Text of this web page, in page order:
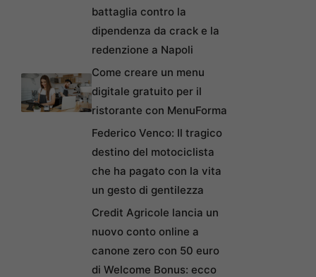
battaglia contro la
dipendenza da crack e la
redenzione a Napoli
Come creare un menu
digitale gratuito per il
ristorante con MenuForma
Federico Venco: Il tragico
destino del motociclista
che ha pagato con la vita
un gesto di gentilezza
Credit Agricole lancia un
nuovo conto online a
canone zero con 50 euro
di Welcome Bonus: ecco